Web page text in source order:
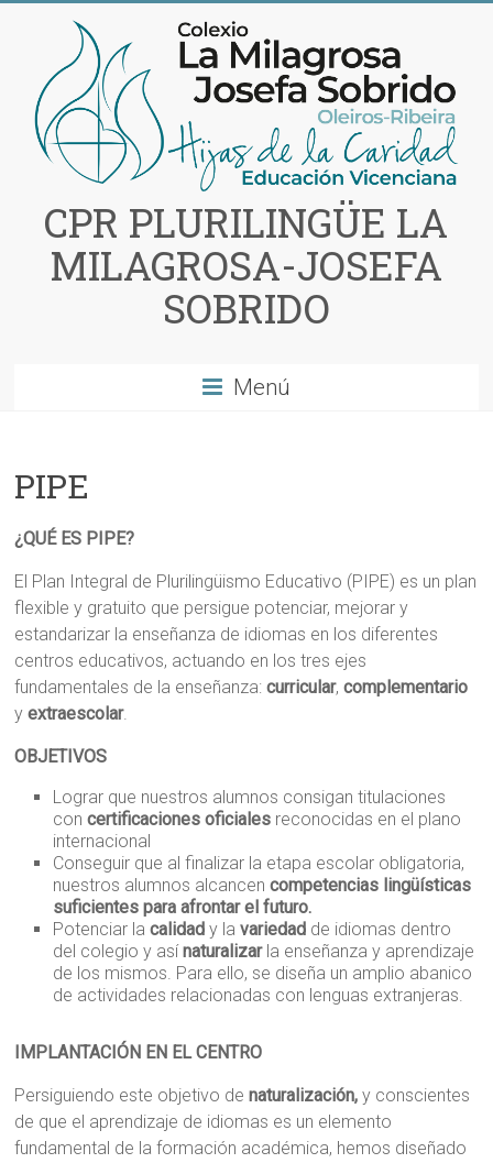
contenido
CPR PLURILINGÜE LA
MILAGROSA-JOSEFA
SOBRIDO
Menú
PIPE
¿QUÉ ES PIPE?
El Plan Integral de Plurilingüismo Educativo (PIPE) es un plan
flexible y gratuito que persigue potenciar, mejorar y
estandarizar la enseñanza de idiomas en los diferentes
centros educativos, actuando en los tres ejes
fundamentales de la enseñanza:curricular,complementario
yextraescolar.
OBJETIVOS
Lograr que nuestros alumnos consigan titulaciones
concertificaciones oficiales reconocidas en el plano
internacional
Conseguir que al finalizar la etapa escolar obligatoria,
nuestros alumnos alcancencompetencias lingüísticas
suficientes para afrontar el futuro.
Potenciar lacalidad y lavariedad de idiomas dentro
del colegio y asínaturalizarla enseñanza y aprendizaje
de los mismos. Para ello, se diseña un amplio abanico
de actividades relacionadas con lenguas extranjeras.
IMPLANTACIÓN EN EL CENTRO
Persiguiendo este objetivo denaturalización,y conscientes
de que el aprendizaje de idiomas es un elemento
fundamental de la formación académica, hemos diseñado